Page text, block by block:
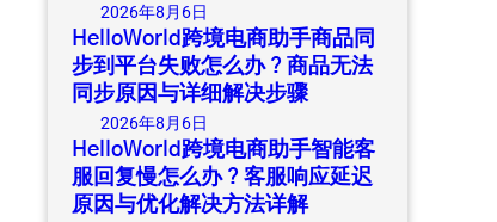
2026年8月6日
HelloWorld跨境电商助手商品同
步到平台失败怎么办？商品无法
同步原因与详细解决步骤
2026年8月6日
HelloWorld跨境电商助手智能客
服回复慢怎么办？客服响应延迟
原因与优化解决方法详解